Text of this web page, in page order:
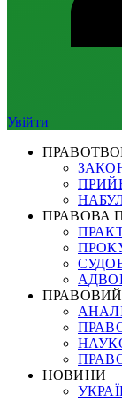
Увійти
ПРАВОВА
НОВИНИ